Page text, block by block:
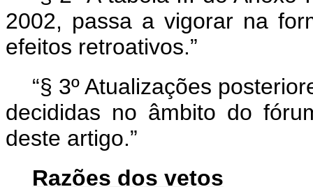
2002, passa a vigorar na
efeitos retroativos.”
“§ 3º Atualizações
decididas no âmbito do
deste artigo.”
Razões dos vetos